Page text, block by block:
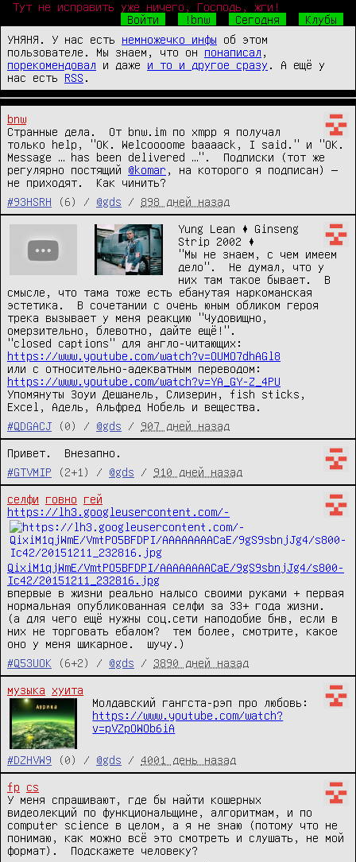
Тут не исправить уже ничего, Господь, жги!
Войти
!bnw Сегодня
Клубы
УНЯНЯ. У нас есть немножечко инфы об этом
пользователе. Мы знаем, что он понаписал
порекомендовал и даже и то и другое сразу . А ещё у
нас есть RSS
bnw
Странные дела.  От bnw.im по xmpp я получал
только help, "OK. Welcoooome baaaack, I said." и "OK.
Message … has been delivered …".  Подписки (тот же
регулярно постящий @komar , на которого я подписан) —
не приходят.  Как чинить?
#93HSRH
(6) / @gds / 898 дней назад
Yung Lean ♦ Ginseng
Strip 2002 ♦
"Мы не знаем, с чем имеем
дело".  Не думал, что у
них там такое бывает.  В
смысле, что тама тоже есть ебанутая наркоманская
эстетика.  В сочетании с очень юным обликом героя
трека вызывает у меня реакцию "Чудовищно,
омерзительно, блевотно, дайте ещё!".
https://www.youtube.com/watch?v=OUMO7dhAGl8
https://www.youtube.com/watch?v=YA_GY-Z_4PU
Упомянуты Зоуи Дешанель, Слизерин, fish sticks,
Excel, Адель, Альфред Нобель и вещества.
#QDGACJ
(0) / @gds / 907 дней назад
Привет.  Внезапно.
#GTVMIP
(2+1) / @gds / 910 дней назад
селфи говно
гей
https://lh3.googleusercontent.com/-
QixiM1qjWmE/VmtPO5BFDPI/AAAAAAAACaE/9gS9sbnjJg4/s800-
Ic42/20151211_232816.jpg
впервые в жизни реально налысо своими руками + первая
нормальная опубликованная селфи за 33+ года жизни.
(а для чего ещё нужны соц.сети наподобие бнв, если в
них не торговать ебалом?  тем более, смотрите, какое
оно у меня шикарное.  шучу.)
#Q53UOK
(6+2) / @gds / 3890 дней назад
музыка
хуита
https://www.youtube.com/watch?
v=pVZpOWOb6iA
#DZHVW9 (0) / @gds / 4001 день назад
fp
cs
У меня спрашивают, где бы найти кошерных
видеолекций по функциональщине, алгоритмам, и по
computer science в целом, а я не знаю (потому что не
понимаю, как можно всё это смотреть и слушать, не мой
формат).  Подскажете человеку?